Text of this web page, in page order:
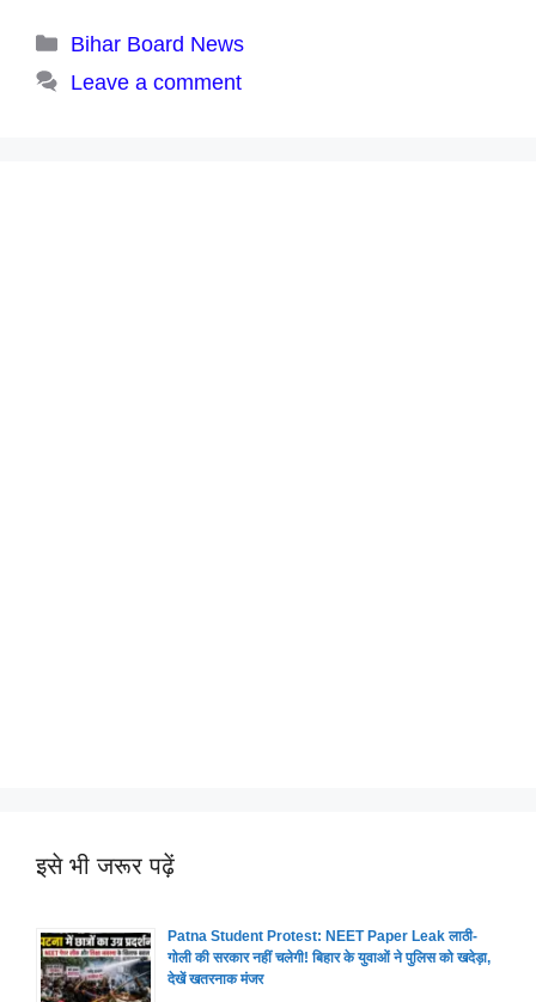
Categories
Bihar Board News
Leave a comment
इसे भी जरूर पढ़ें
Patna Student Protest: NEET Paper Leak लाठी-
गोली की सरकार नहीं चलेगी! बिहार के युवाओं ने पुलिस को खदेड़ा,
देखें खतरनाक मंजर